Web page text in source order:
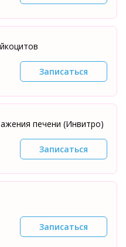
Записаться
печени (Инвитро)
Записаться
Записаться